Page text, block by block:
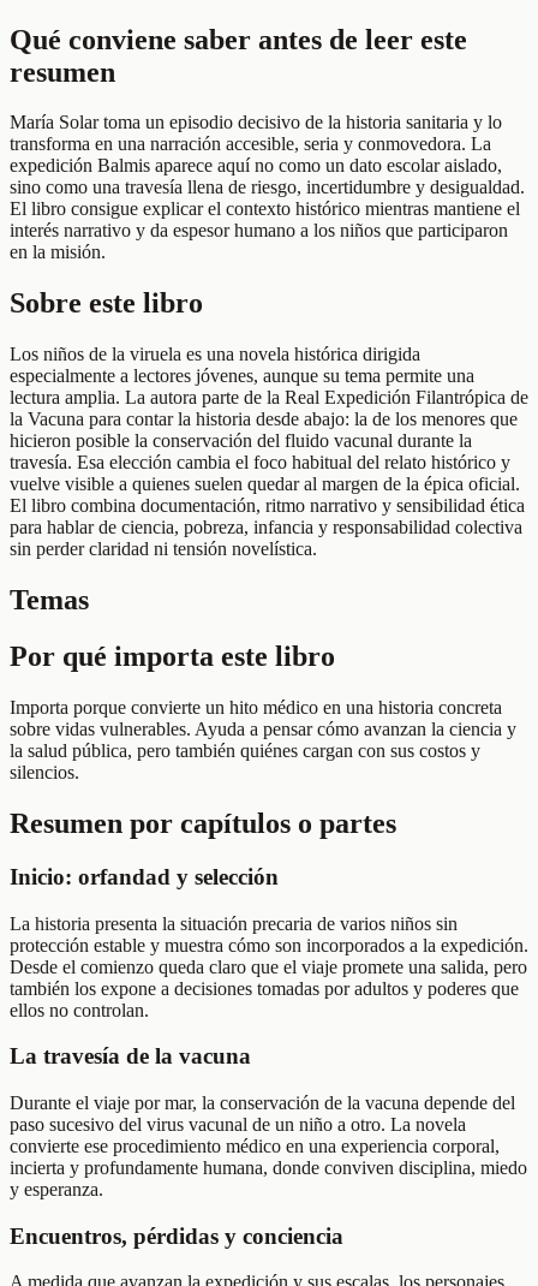
Qué conviene saber antes de leer este
resumen
María Solar toma un episodio decisivo de la historia sanitaria y lo
transforma en una narración accesible, seria y conmovedora. La
expedición Balmis aparece aquí no como un dato escolar aislado,
sino como una travesía llena de riesgo, incertidumbre y desigualdad.
El libro consigue explicar el contexto histórico mientras mantiene el
interés narrativo y da espesor humano a los niños que participaron
en la misión.
Sobre este libro
Los niños de la viruela es una novela histórica dirigida
especialmente a lectores jóvenes, aunque su tema permite una
lectura amplia. La autora parte de la Real Expedición Filantrópica de
la Vacuna para contar la historia desde abajo: la de los menores que
hicieron posible la conservación del fluido vacunal durante la
travesía. Esa elección cambia el foco habitual del relato histórico y
vuelve visible a quienes suelen quedar al margen de la épica oficial.
El libro combina documentación, ritmo narrativo y sensibilidad ética
para hablar de ciencia, pobreza, infancia y responsabilidad colectiva
sin perder claridad ni tensión novelística.
Temas
Por qué importa este libro
Importa porque convierte un hito médico en una historia concreta
sobre vidas vulnerables. Ayuda a pensar cómo avanzan la ciencia y
la salud pública, pero también quiénes cargan con sus costos y
silencios.
Resumen por capítulos o partes
Inicio: orfandad y selección
La historia presenta la situación precaria de varios niños sin
protección estable y muestra cómo son incorporados a la expedición.
Desde el comienzo queda claro que el viaje promete una salida, pero
también los expone a decisiones tomadas por adultos y poderes que
ellos no controlan.
La travesía de la vacuna
Durante el viaje por mar, la conservación de la vacuna depende del
paso sucesivo del virus vacunal de un niño a otro. La novela
convierte ese procedimiento médico en una experiencia corporal,
incierta y profundamente humana, donde conviven disciplina, miedo
y esperanza.
Encuentros, pérdidas y conciencia